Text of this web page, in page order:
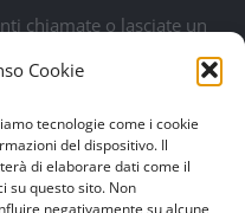
Cookie
tecnologie come i cookie
del dispositivo. Il
di elaborare dati come il
su questo sito. Non
negativamente su alcune
chiamate o lasciate un
più presto